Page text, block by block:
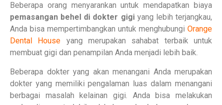
Beberapa orang menyarankan untuk mendapatkan biaya
pemasangan behel di dokter gigiyang lebih terjangkau,
Anda bisa mempertimbangkan untuk menghubungi Orange
Dental House yang merupakan sahabat terbaik untuk
membuat gigi dan penampilan Anda menjadi lebih baik.
Beberapa dokter yang akan menangani Anda merupakan
dokter yang memiliki pengalaman luas dalam menangani
berbagai masalah kelainan gigi. Anda bisa melakukan